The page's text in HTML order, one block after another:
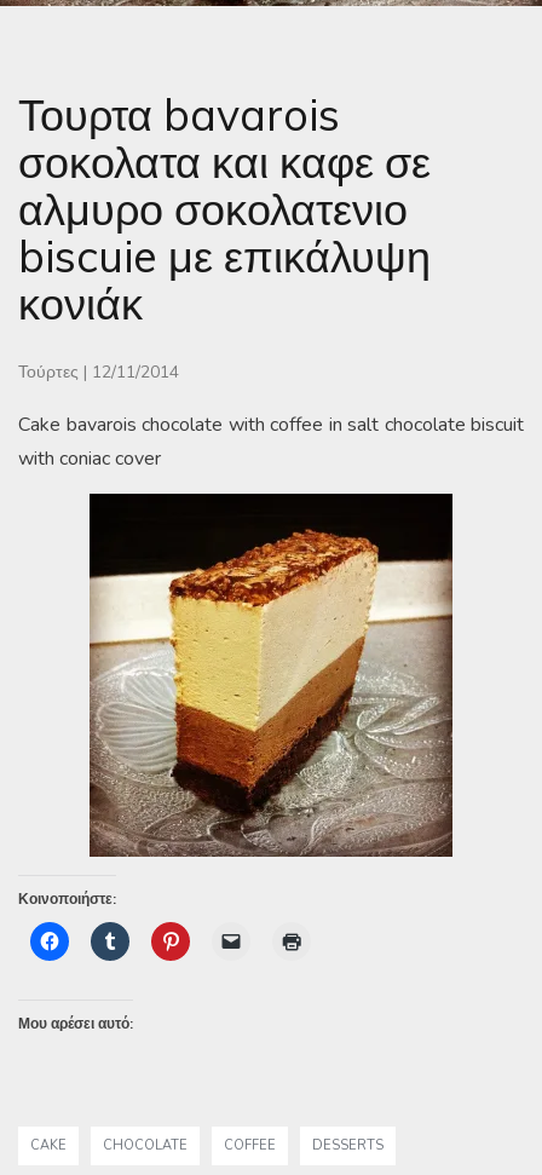
Τουρτα bavarois
σοκολατα και καφε σε
αλμυρο σοκολατενιο
biscuie με επικάλυψη
κονιάκ
Τούρτες | 12/11/2014
Cake bavarois chocolate with coffee in salt chocolate biscuit
with coniac cover
Κοινοποιήστε:
Μου αρέσει αυτό:
CAKE CHOCOLATE COFFEE DESSERTS